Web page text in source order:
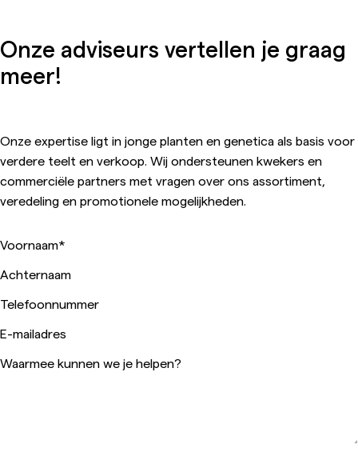
Onze adviseurs vertellen je graag
meer!
Onze expertise ligt in jonge planten en genetica als basis voor
verdere teelt en verkoop. Wij ondersteunen kwekers en
commerciële partners met vragen over ons assortiment,
veredeling en promotionele mogelijkheden.
Voornaam*
Achternaam
Telefoonnummer
E-mailadres
Waarmee kunnen we je helpen?